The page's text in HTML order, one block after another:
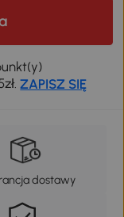
ZAPISZ SIĘ
dostawy